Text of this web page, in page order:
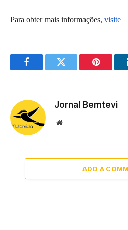
Para obter mais informações, visite
FacebookTwitter Pinterest
Jornal Bemtevi
Website
ADD A